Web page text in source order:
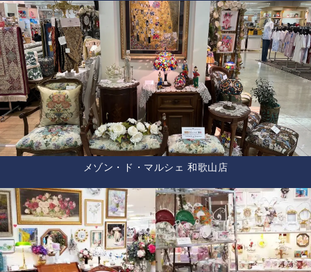
メゾン・ド・マルシェ 和歌山店